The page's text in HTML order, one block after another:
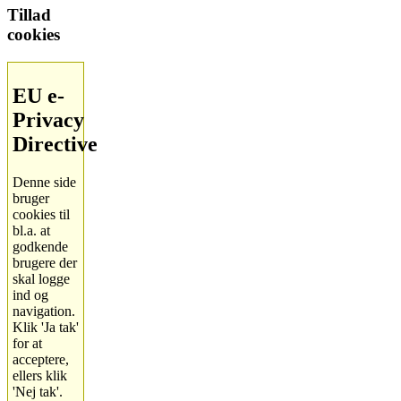
Tillad
cookies
EU e-
Privacy
Directive
Denne side
bruger
cookies til
bl.a. at
godkende
brugere der
skal logge
ind og
navigation.
Klik 'Ja tak'
for at
acceptere,
ellers klik
'Nej tak'.